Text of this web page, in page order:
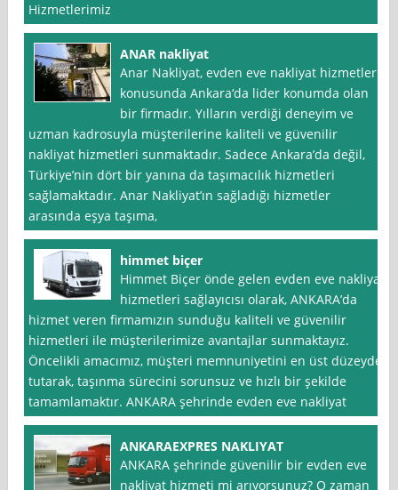
Hizmetlerimiz
ANAR nakliyat
Anar Nakliyat, evden eve nakliyat hizmetleri
konusunda Ankara‘da lider konumda olan
bir firmadır. Yılların verdiği deneyim ve
uzman kadrosuyla müşterilerine kaliteli ve güvenilir
nakliyat hizmetleri sunmaktadır. Sadece Ankara’da değil,
Türkiye’nin dört bir yanına da taşımacılık hizmetleri
sağlamaktadır. Anar Nakliyat’ın sağladığı hizmetler
arasında eşya taşıma,
himmet biçer
Himmet Biçer önde gelen evden eve nakliyat
hizmetleri sağlayıcısı olarak, ANKARA’da
hizmet veren firmamızın sunduğu kaliteli ve güvenilir
hizmetleri ile müşterilerimize avantajlar sunmaktayız.
Öncelikli amacımız, müşteri memnuniyetini en üst düzeyde
tutarak, taşınma sürecini sorunsuz ve hızlı bir şekilde
tamamlamaktır. ANKARA şehrinde evden eve nakliyat
ANKARAEXPRES NAKLIYAT
ANKARA şehrinde güvenilir bir evden eve
nakliyat hizmeti mi arıyorsunuz? O zaman